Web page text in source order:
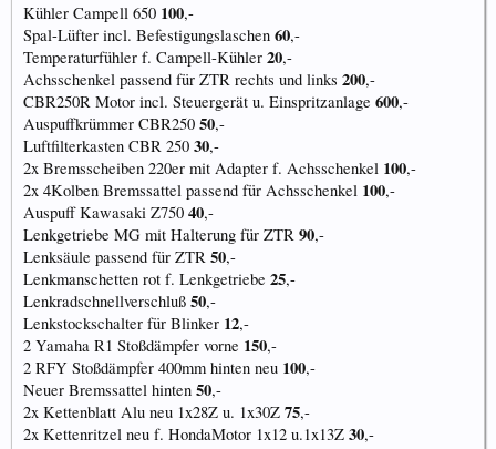
Kühler Campell 650 100,-
Spal-Lüfter incl. Befestigungslaschen 60,-
Temperaturfühler f. Campell-Kühler 20,-
Achsschenkel passend für ZTR rechts und links 200,-
CBR250R Motor incl. Steuergerät u. Einspritzanlage 600,-
Auspuffkrümmer CBR250 50,-
Luftfilterkasten CBR 250 30,-
2x Bremsscheiben 220er mit Adapter f. Achsschenkel 100,-
2x 4Kolben Bremssattel passend für Achsschenkel 100,-
Auspuff Kawasaki Z750 40,-
Lenkgetriebe MG mit Halterung für ZTR 90,-
Lenksäule passend für ZTR 50,-
Lenkmanschetten rot f. Lenkgetriebe 25,-
Lenkradschnellverschluß 50,-
Lenkstockschalter für Blinker 12,-
2 Yamaha R1 Stoßdämpfer vorne 150,-
2 RFY Stoßdämpfer 400mm hinten neu 100,-
Neuer Bremssattel hinten 50,-
2x Kettenblatt Alu neu 1x28Z u. 1x30Z 75,-
2x Kettenritzel neu f. HondaMotor 1x12 u.1x13Z 30,-